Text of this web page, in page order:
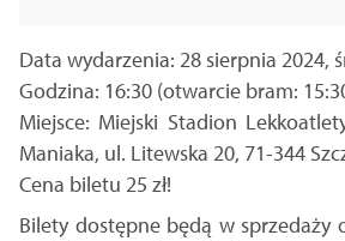
Data wydarzenia: 28 sierpnia 2024,
Godzina: 16:30 (otwarcie bram:
Miejsce: Miejski Stadion
Maniaka, ul. Litewska 20, 71-344
Cena biletu 25 zł!
Bilety dostępne będą w sprzedaży